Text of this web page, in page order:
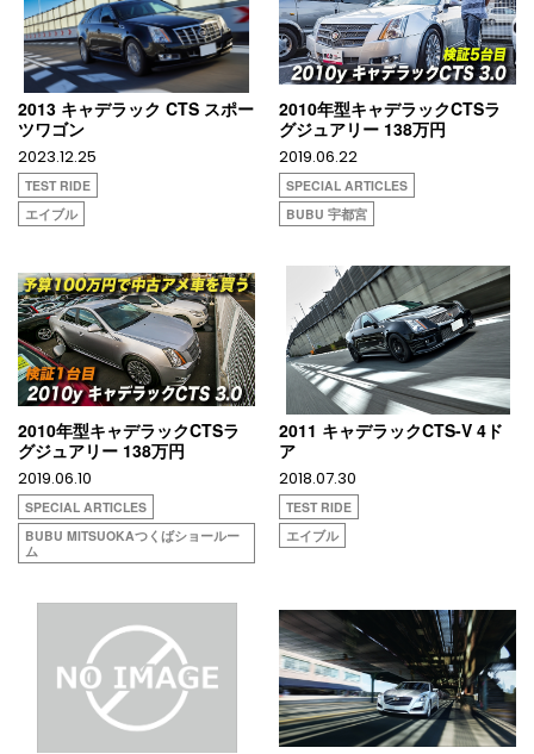
2013 キャデラック CTS スポー
ツワゴン
2023.12.25
TEST RIDE
エイブル
2010年型キャデラックCTSラ
グジュアリー 138万円
2019.06.22
SPECIAL ARTICLES
BUBU 宇都宮
2010年型キャデラックCTSラ
グジュアリー 138万円
2019.06.10
SPECIAL ARTICLES
BUBU MITSUOKAつくばショールー
ム
2011 キャデラックCTS-V 4ド
ア
2018.07.30
TEST RIDE
エイブル